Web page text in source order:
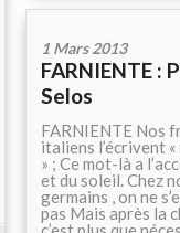
1 Mars 2013
FARNIENTE :
Selos
FARNIENTE Nos
italiens l’écrivent
» ; Ce mot-là a
et du soleil. Chez
germains , on ne
pas Mais après la